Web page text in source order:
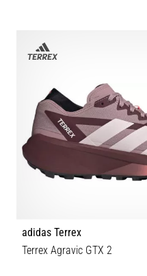
42⅔ 40⅔ 41⅓ 42 43⅓ 44
adidas Terrex
Terrex Agravic GTX 2